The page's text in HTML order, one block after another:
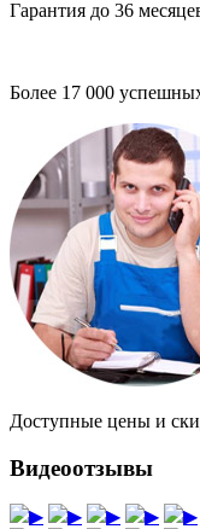
Гарантия до 36
Более 17 000
Доступные цены и
Видеоотзывы
▶ ▶ ▶ ▶ ▶